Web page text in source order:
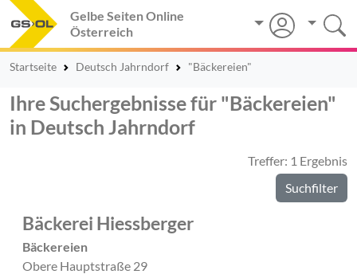
Gelbe Seiten Online
Österreich
Startseite Deutsch Jahrndorf "Bäckereien"
Ihre Suchergebnisse für "Bäckereien"
in Deutsch Jahrndorf
Treffer: 1 Ergebnis
Suchfilter
Bäckerei Hiessberger
Bäckereien
Obere Hauptstraße 29